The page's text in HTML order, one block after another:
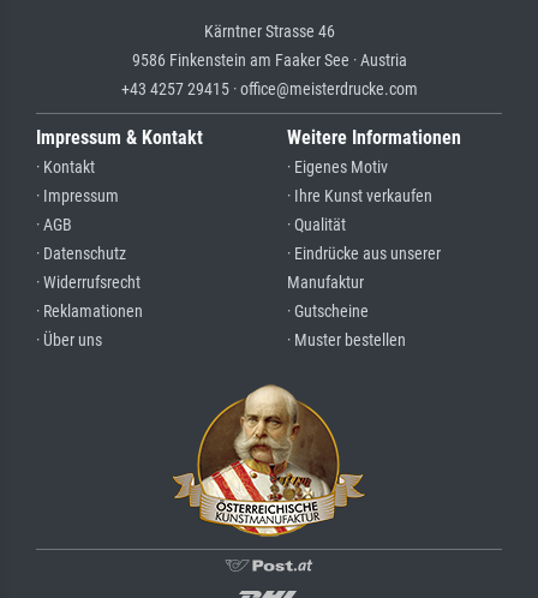
Kärntner Strasse 46
9586 Finkenstein am Faaker See · Austria
+43 4257 29415 · office@meisterdrucke.com
Impressum & Kontakt
· Kontakt
· Impressum
· AGB
· Datenschutz
· Widerrufsrecht
· Reklamationen
· Über uns
Weitere Informationen
· Eigenes Motiv
· Ihre Kunst verkaufen
· Qualität
· Eindrücke aus unserer
Manufaktur
· Gutscheine
· Muster bestellen